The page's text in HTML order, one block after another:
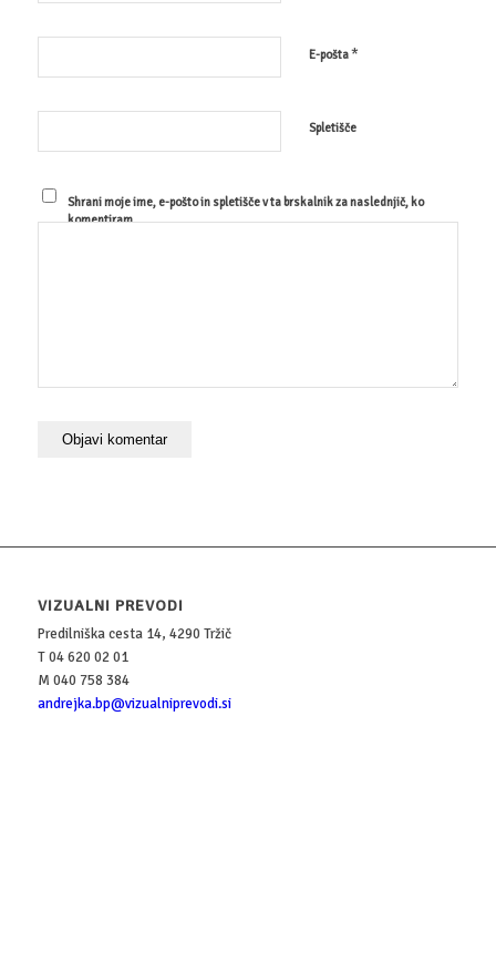
E-pošta*
Spletišče
Shrani moje ime, e-pošto in spletišče v ta brskalnik za naslednjič, ko
komentiram.
VIZUALNI PREVODI
Predilniška cesta 14, 4290 Tržič
T 04 620 02 01
M 040 758 384
andrejka.bp@vizualniprevodi.si